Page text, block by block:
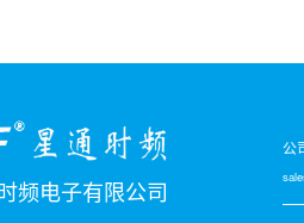
频电子有限公司
公